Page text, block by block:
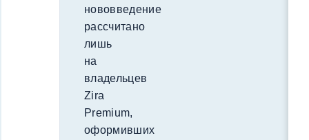
нововведение
рассчитано
лишь
на
владельцев
Zira
Premium,
оформивших